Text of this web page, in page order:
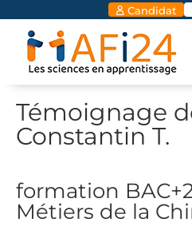
Candidat
Témoignage
Constantin T.
formation
Métiers de la